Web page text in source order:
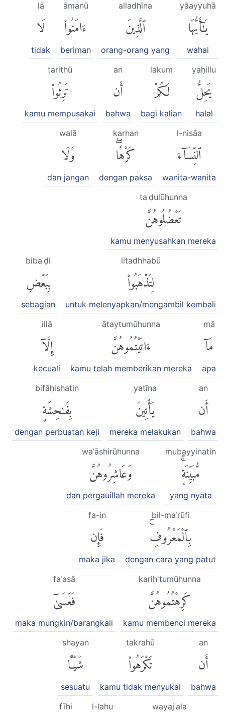
yāayyuhā
يَٰٓأَيُّهَا
wahai
alladhīna
ٱلَّذِينَ
orang-orang yang
āmanū
ءَامَنُوا۟
beriman
lā
لَا
tidak
yaḥillu
يَحِلُّ
halal
lakum
لَكُمْ
bagi kalian
an
أَن
bahwa
tarithū
تَرِثُوا۟
kamu mempusakai
l-nisāa
ٱلنِّسَآءَ
wanita-wanita
karhan
كَرْهًاۖ
dengan paksa
walā
وَلَا
dan jangan
taʿḍulūhunna
تَعْضُلُوهُنَّ
kamu menyusahkan mereka
litadhhabū
لِتَذْهَبُوا۟
untuk melenyapkan/mengambil kembali
bibaʿḍi
بِبَعْضِ
sebagian
mā
مَآ
apa
ātaytumūhunna
ءَاتَيْتُمُوهُنَّ
kamu telah memberikan mereka
illā
إِلَّآ
kecuali
an
أَن
bahwa
yatīna
يَأْتِينَ
mereka melakukan
bifāḥishatin
بِفَٰحِشَةٍ
dengan perbuatan keji
mubayyinatin
مُّبَيِّنَةٍۚ
yang nyata
waʿāshirūhunna
وَعَاشِرُوهُنَّ
dan pergauillah mereka
bil-maʿrūfi
بِٱلْمَعْرُوفِۚ
dengan cara yang patut
fa-in
فَإِن
maka jika
karih'tumūhunna
كَرِهْتُمُوهُنَّ
kamu membenci mereka
faʿasā
فَعَسَىٰٓ
maka mungkin/barangkali
an
أَن
bahwa
takrahū
تَكْرَهُوا۟
kamu tidak menyukai
shayan
شَيْـًٔا
sesuatu
wayajʿala
l-lahu
fīhi